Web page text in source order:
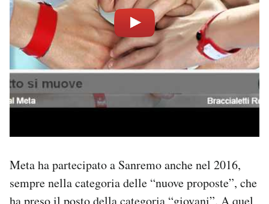
Meta ha partecipato a Sanremo anche nel 2016,
sempre nella categoria delle “nuove proposte”, che
ha preso il posto della categoria “giovani”. A quel